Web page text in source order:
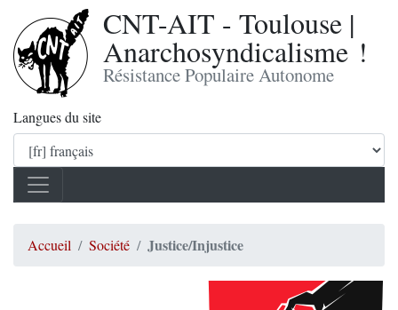
CNT-AIT - Toulouse |
Anarchosyndicalisme !
Résistance Populaire Autonome
Langues du site
Accueil Société Justice/Injustice